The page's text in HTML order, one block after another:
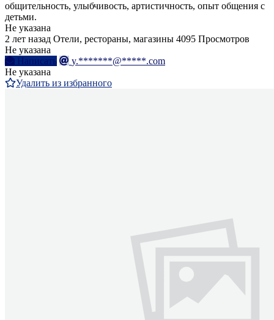
общительность, улыбчивость, артистичность, опыт общения с
детьми.
Не указана
2 лет назад Отели, рестораны, магазины 4095 Просмотров
Не указана
Написать
y.*******@*****.com
Не указана
Удалить из избранного